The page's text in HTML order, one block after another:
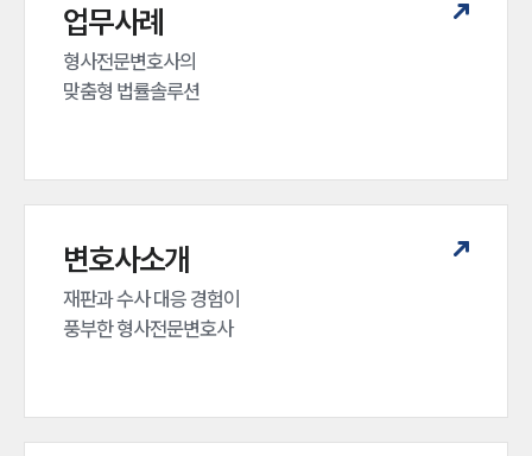
업무사례
형사전문변호사의
맞춤형 법률솔루션
변호사소개
재판과 수사 대응 경험이
풍부한 형사전문변호사